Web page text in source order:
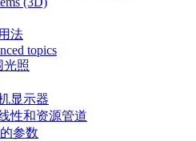
法
topics
光照
显示器
性和资源管道
参数